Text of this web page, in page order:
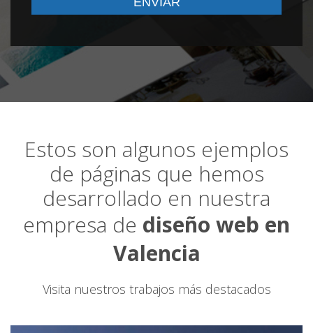
Estos son algunos ejemplos
de páginas que hemos
desarrollado en nuestra
empresa de diseño web en
Valencia
Visita nuestros trabajos más destacados